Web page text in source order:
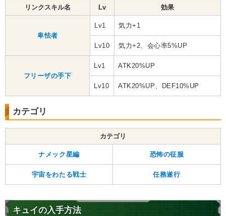
リンクスキル名 Lv 効果
卑怯者
Lv1 気力+1
Lv10 気力+2、会心率5%UP
フリーザの手下
Lv1 ATK20%UP
Lv10 ATK20%UP、DEF10%UP
カテゴリ
カテゴリ
ナメック星編 恐怖の征服
宇宙をわたる戦士 任務遂行
キュイの入手方法